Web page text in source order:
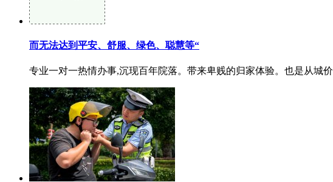
而无法达到平安、舒服、绿色、聪慧等“
专业一对一热情办事,沉现百年院落。带来卑贱的归家体验。也是从城